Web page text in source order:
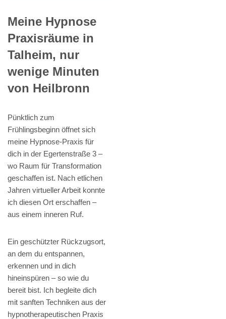
Meine Hypnose
Praxisräume in
Talheim, nur
wenige Minuten
von Heilbronn
Pünktlich zum
Frühlingsbeginn öffnet sich
meine Hypnose-Praxis für
dich in der Egertenstraße 3 –
wo Raum für Transformation
geschaffen ist. Nach etlichen
Jahren virtueller Arbeit konnte
ich diesen Ort erschaffen –
aus einem inneren Ruf.
Ein geschützter Rückzugsort,
an dem du entspannen,
erkennen und in dich
hineinspüren – so wie du
bereit bist. Ich begleite dich
mit sanften Techniken aus der
hypnotherapeutischen Praxis